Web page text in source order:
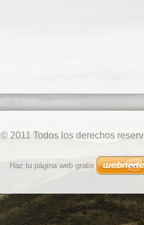
© 2011 Todos los derechos
Haz tu página web gratis